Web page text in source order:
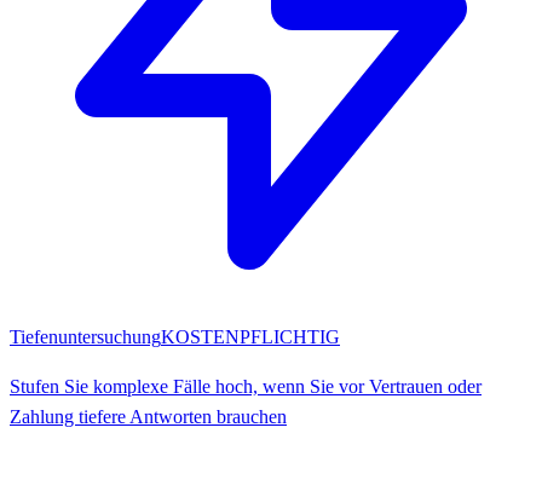
TiefenuntersuchungKOSTENPFLICHTIG
Stufen Sie komplexe Fälle hoch, wenn Sie vor Vertrauen oder
Zahlung tiefere Antworten brauchen